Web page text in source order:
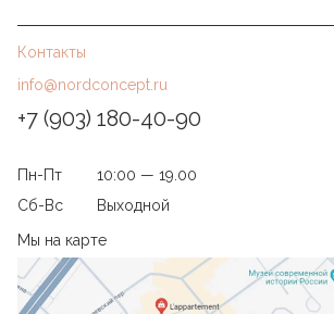
Регулярно протирать сухой мягкой
агрессивной химии и излишней
Контакты
info@nordconcept.ru
+7 (903) 180-40-90
Пн-Пт
10:00 — 19.00
Сб-Вс
Выходной
Мы на карте